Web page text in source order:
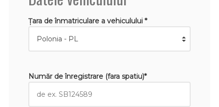
Țara de înmatriculare a vehiculului *
Număr de înregistrare (fara spatiu)*